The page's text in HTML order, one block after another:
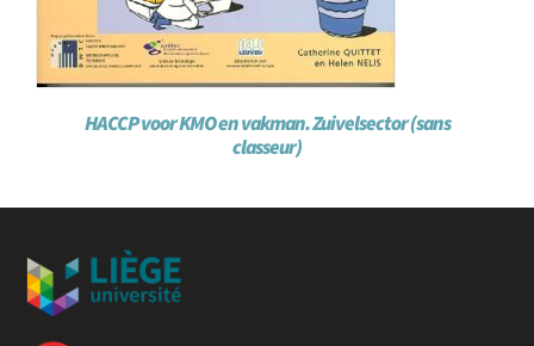
HACCP voor KMO en vakman. Zuivelsector (sans
classeur)